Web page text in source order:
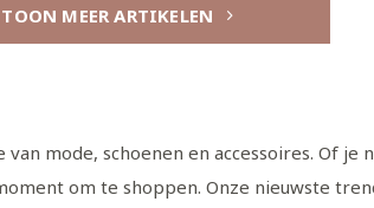
TOON MEER ARTIKELEN
mode, schoenen en accessoires. Of
om te shoppen. Onze nieuwste